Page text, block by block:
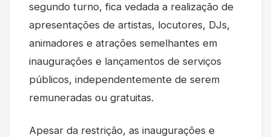
segundo turno, fica vedada a realização de
apresentações de artistas, locutores, DJs,
animadores e atrações semelhantes em
inaugurações e lançamentos de serviços
públicos, independentemente de serem
remuneradas ou gratuitas.
Apesar da restrição, as inaugurações e